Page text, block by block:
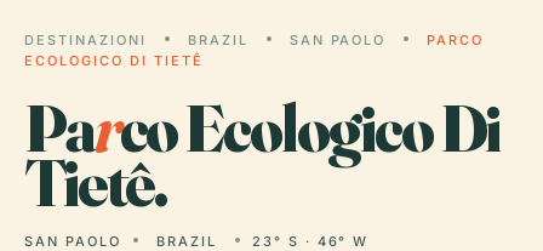
DESTINAZIONI BRAZIL SAN PAOLO
PARCO
ECOLOGICO DI TIETÊ
Parco Ecologico Di
Tietê.
SAN PAOLO BRAZIL 23° S · 46° W